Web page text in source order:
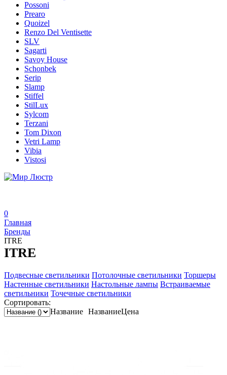
Possoni
Prearo
Quoizel
Renzo Del Ventisette
SLV
Sagarti
Savoy House
Schonbek
Serip
Slamp
Stiffel
StilLux
Sylcom
Terzani
Tom Dixon
Vetri Lamp
Vibia
Vistosi
0
Главная
Бренды
ITRE
ITRE
Подвесные светильники Потолочные светильники Торшеры
Настенные светильники Настольные лампы Встраиваемые
светильники Точечные светильники
Сортировать:
Название НазваниеЦена